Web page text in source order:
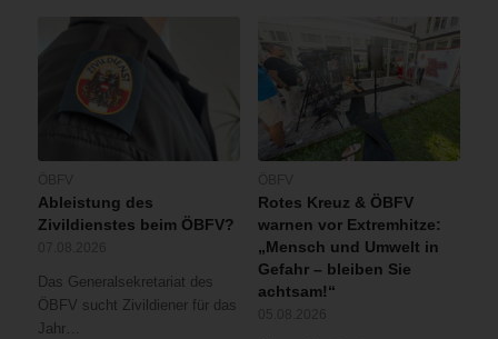
Ableistung des
Zivildienstes beim ÖBFV?
Das Generalsekretariat des
ÖBFV sucht Zivildiener für das
Jahr…
Rotes Kreuz & ÖBFV
warnen vor Extremhitze:
„Mensch und Umwelt in
Gefahr – bleiben Sie
achtsam!“